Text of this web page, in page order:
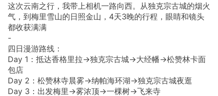
这次云南之行，我带上相机一路向西。从独克宗古城的烟火
气，到梅里雪山的日照金山，4天3晚的行程，眼睛和镜头
都收获满满
-
四日漫游路线：
Day 1：抵达香格里拉→独克宗古城→大经幡→松赞林卡面
包店
Day 2：松赞林寺晨雾→纳帕海环湖→独克宗古城夜逛
Day 3：出发梅里→雾浓顶→一棵树→飞来寺